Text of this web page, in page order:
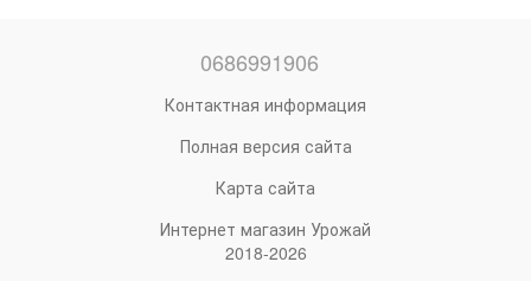
0686991906
Контактная информация
Полная версия сайта
Карта сайта
Интернет магазин Урожай
2018-2026